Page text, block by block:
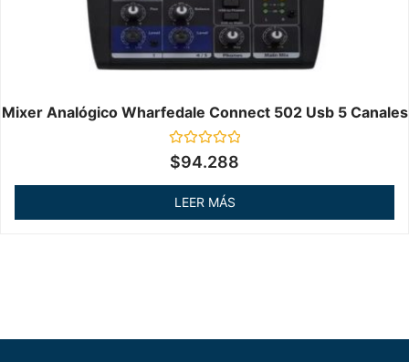
Mixer Analógico Wharfedale Connect 502 Usb 5 Canales
Valorado
en
de
$94.288
LEER MÁS